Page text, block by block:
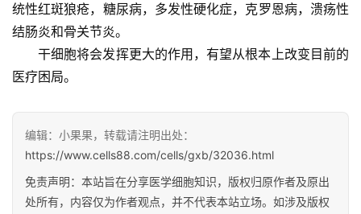
统性红斑狼疮，糖尿病，多发性硬化症，克罗恩病，溃疡性
结肠炎和骨关节炎。
干细胞将会发挥更大的作用，有望从根本上改变目前的
医疗困局。
编辑：小果果，转载请注明出处：
https://www.cells88.com/cells/gxb/32036.html
免责声明：本站旨在分享医学细胞知识，版权归原作者及原出
处所有，内容仅为作者观点，并不代表本站立场。如涉及版权